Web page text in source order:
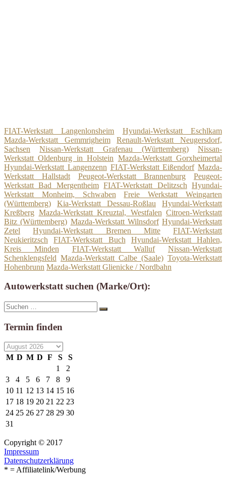
FIAT-Werkstatt Langenlonsheim
Hyundai-Werkstatt Eschlkam
Mazda-Werkstatt Gemmrigheim
Renault-Werkstatt Neugersdorf,
Sachsen
Nissan-Werkstatt Grafenau (Württemberg)
Nissan-
Werkstatt Oldenburg in Holstein Mazda-Werkstatt Gorxheimertal
Hyundai-Werkstatt Langenzenn FIAT-Werkstatt Eißendorf Mazda-
Werkstatt Hallstadt
Peugeot-Werkstatt Brannenburg
Peugeot-
Werkstatt Bad Mergentheim FIAT-Werkstatt Delitzsch Hyundai-
Werkstatt Monheim, Schwaben
Freie Werkstatt Weingarten
(Württemberg)
Kia-Werkstatt Dessau-Roßlau
Hyundai-Werkstatt
Kreßberg Mazda-Werkstatt Kreuztal, Westfalen Citroen-Werkstatt
Bitz (Württemberg) Mazda-Werkstatt Wilnsdorf Hyundai-Werkstatt
Zetel
Hyundai-Werkstatt Bremen Mitte
FIAT-Werkstatt
Neukieritzsch
FIAT-Werkstatt Buch
Hyundai-Werkstatt Hahlen,
Kreis Minden
FIAT-Werkstatt Walluf
Nissan-Werkstatt
Schenklengsfeld Mazda-Werkstatt Calbe (Saale) Toyota-Werkstatt
Hohenbrunn Mazda-Werkstatt Glienicke / Nordbahn
Autowerkstatt suchen (Marke/Ort):
Suche
nach:
Suchen
Termin finden
M D M D F S
S
1
2
3
4 5 6 7 8
9
10 11 12 13 14 15 16
17 18 19 20 21 22 23
24 25 26 27 28 29 30
31
Copyright © 2017
Impressum
Datenschutzerklärung
* = Affiliatelink/Werbung